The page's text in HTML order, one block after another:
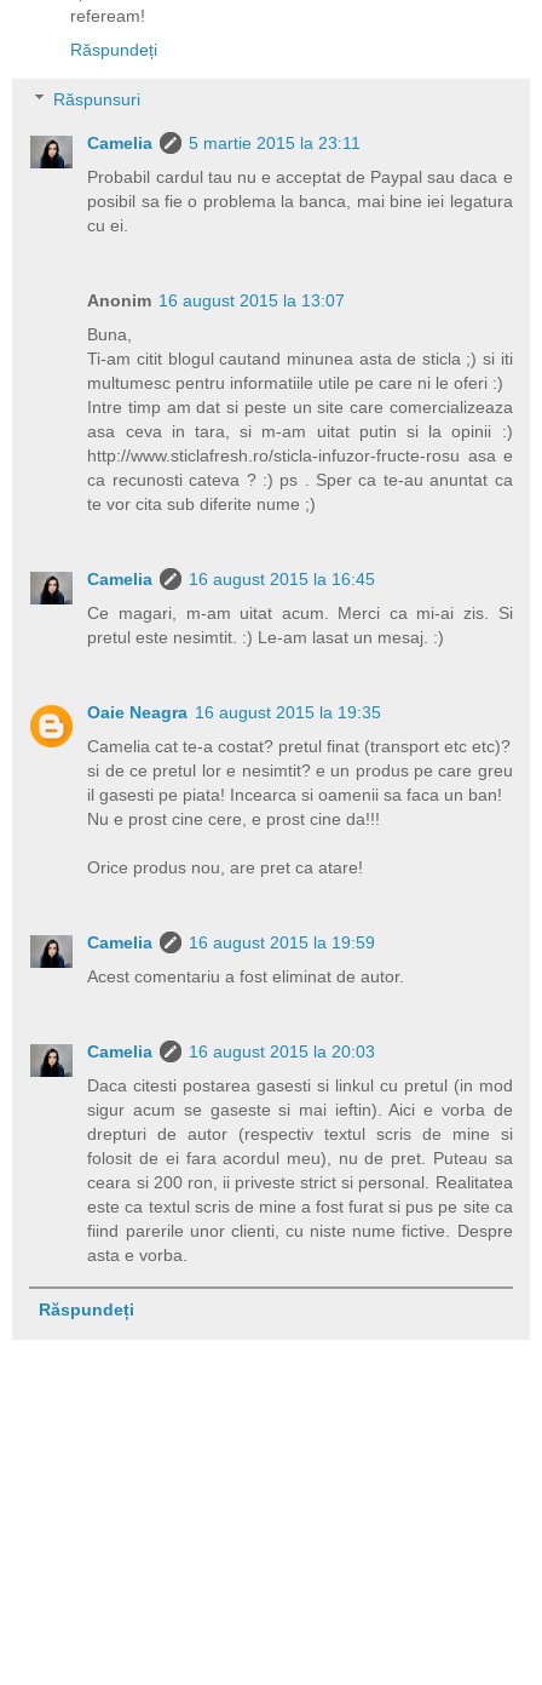
refeream!
Răspundeți
Răspunsuri
Camelia
5 martie 2015 la 23:11
Probabil cardul tau nu e acceptat de Paypal sau daca e
posibil sa fie o problema la banca, mai bine iei legatura
cu ei.
Anonim 16 august 2015 la 13:07
Buna,
Ti-am citit blogul cautand minunea asta de sticla ;) si iti
multumesc pentru informatiile utile pe care ni le oferi :)
Intre timp am dat si peste un site care comercializeaza
asa ceva in tara, si m-am uitat putin si la opinii :)
http://www.sticlafresh.ro/sticla-infuzor-fructe-rosu asa e
ca recunosti cateva ? :) ps . Sper ca te-au anuntat ca
te vor cita sub diferite nume ;)
Camelia
16 august 2015 la 16:45
Ce magari, m-am uitat acum. Merci ca mi-ai zis. Si
pretul este nesimtit. :) Le-am lasat un mesaj. :)
Oaie Neagra 16 august 2015 la 19:35
Camelia cat te-a costat? pretul finat (transport etc etc)?
si de ce pretul lor e nesimtit? e un produs pe care greu
il gasesti pe piata! Incearca si oamenii sa faca un ban!
Nu e prost cine cere, e prost cine da!!!
Orice produs nou, are pret ca atare!
Camelia
16 august 2015 la 19:59
Acest comentariu a fost eliminat de autor.
Camelia
16 august 2015 la 20:03
Daca citesti postarea gasesti si linkul cu pretul (in mod
sigur acum se gaseste si mai ieftin). Aici e vorba de
drepturi de autor (respectiv textul scris de mine si
folosit de ei fara acordul meu), nu de pret. Puteau sa
ceara si 200 ron, ii priveste strict si personal. Realitatea
este ca textul scris de mine a fost furat si pus pe site ca
fiind parerile unor clienti, cu niste nume fictive. Despre
asta e vorba.
Răspundeți